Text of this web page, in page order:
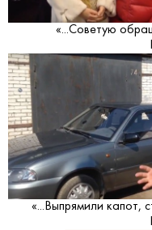
«...Советую
«...Выпрямили капот,